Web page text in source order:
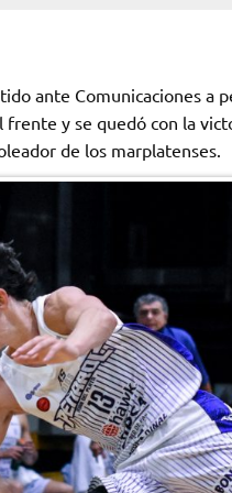
ante Comunicaciones a
y se quedó con la
de los marplatenses.